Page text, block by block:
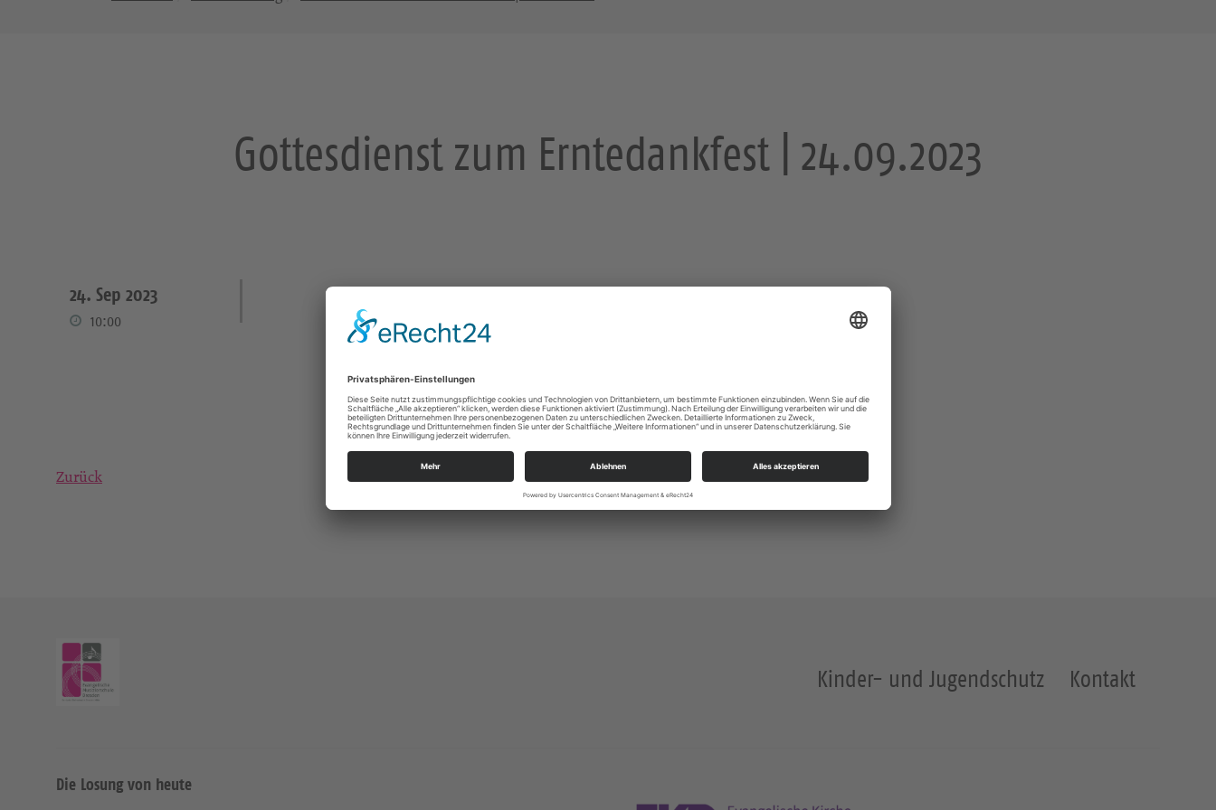
Gottesdienst zum Erntedankfest | 24.09.2023
24. Sep 2023
10:00
Zurück
Kinder- und Jugendschutz Kontakt
Die Losung von heute